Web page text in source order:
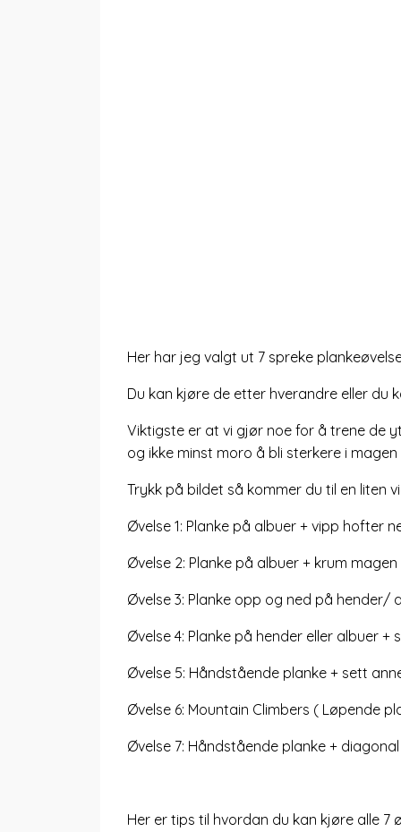
Her har jeg valgt ut 7 spreke
Du kan kjøre de etter hverandre eller du
Viktigste er at vi gjør noe for å trene de
og ikke minst moro å bli sterkere i magen
Trykk på bildet så kommer du til en liten
Øvelse 1: Planke på albuer + vipp hofter
Øvelse 2: Planke på albuer + krum magen
Øvelse 3: Planke opp og ned på hender/
Øvelse 4: Planke på hender eller albuer
Øvelse 5: Håndstående planke + sett
Øvelse 6: Mountain Climbers ( Løpende
Øvelse 7: Håndstående planke +
Her er tips til hvordan du kan kjøre alle 7